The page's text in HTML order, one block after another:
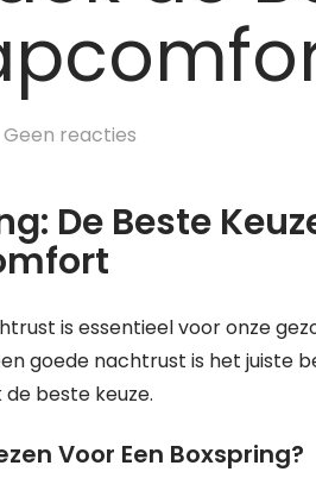
Geen reacties
De Beste
is essentieel voor onze
goede nachtrust is het juiste
beste keuze.
Voor Een Boxspring?